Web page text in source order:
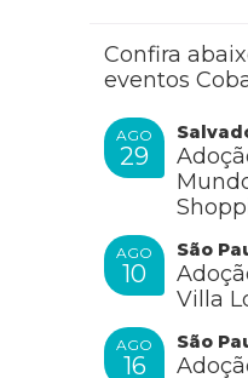
Confira
eventos
AGO
29
AGO
10
São
Villa
AGO
16
São